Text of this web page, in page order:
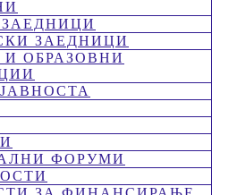
ЗАЕДНИЦИ
ОБРАЗОВНИ
ФОРУМИ